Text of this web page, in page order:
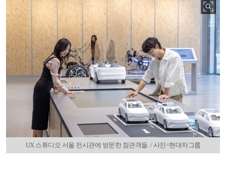
UX 스튜디오 서울 전시관에 방문한 참관객들. / 사진=현대차그룹